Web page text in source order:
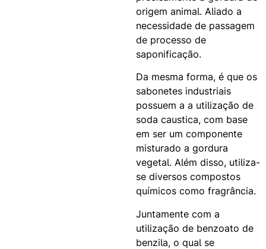
origem animal. Aliado a
necessidade de passagem
de processo de
saponificação.
Da mesma forma, é que os
sabonetes industriais
possuem a a utilização de
soda caustica, com base
em ser um componente
misturado a gordura
vegetal. Além disso, utiliza-
se diversos compostos
químicos como fragrância.
Juntamente com a
utilização de benzoato de
benzila, o qual se